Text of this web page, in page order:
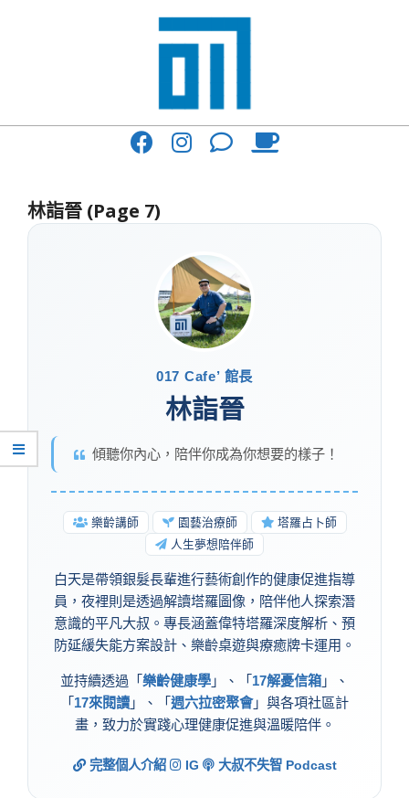
017
與
你
林詣晉 (Page 7)
017 Cafe’ 館長
林詣晉
傾聽你內心，陪伴你成為你想要的樣子！
樂齡講師 園藝治療師
塔羅占卜師
人生夢想陪伴師
白天是帶領銀髮長輩進行藝術創作的健康促進指導
員，夜裡則是透過解讀塔羅圖像，陪伴他人探索潛
意識的平凡大叔。專長涵蓋偉特塔羅深度解析、預
防延緩失能方案設計、樂齡桌遊與療癒牌卡運用。
並持續透過「 樂齡健康學 」、「 17解憂信箱 」、
「 17來閱讀 」、「 週六拉密聚會」與各項社區計
畫，致力於實踐心理健康促進與溫暖陪伴。
完整個人介紹 IG 大叔不失智 Podcast